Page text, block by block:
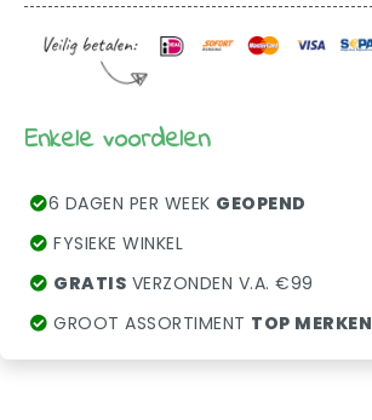
Enkele voordelen
6 DAGEN PER WEEK GEOPEND
FYSIEKE WINKEL
GRATIS VERZONDEN V.A. €99
GROOT ASSORTIMENT TOP MERKEN